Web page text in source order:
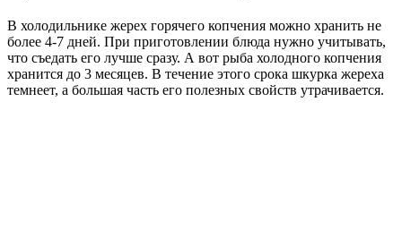
В холодильнике жерех горячего копчения можно хранить не
более 4-7 дней. При приготовлении блюда нужно учитывать,
что съедать его лучше сразу. А вот рыба холодного копчения
хранится до 3 месяцев. В течение этого срока шкурка жереха
темнеет, а большая часть его полезных свойств утрачивается.